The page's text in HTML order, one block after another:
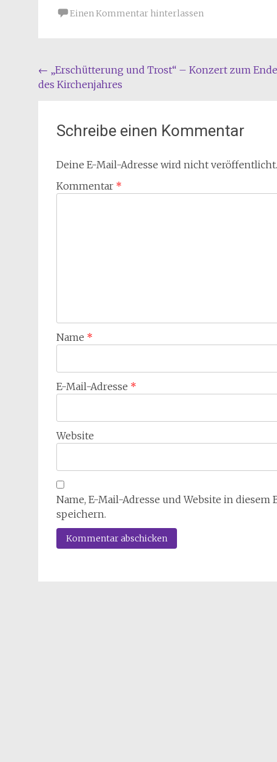
Einen Kommentar hinterlassen
Beitragsnavigation
← „Erschütterung und Trost“ – Konzert zum Ende
des Kirchenjahres
Schreibe einen Kommentar
Deine E-Mail-Adresse wird nicht veröffentlicht.
Kommentar *
Name *
E-Mail-Adresse *
Website
Name, E-Mail-Adresse und Website in
speichern.